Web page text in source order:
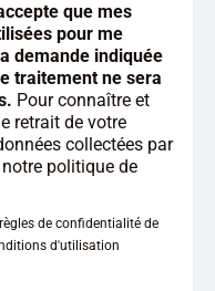
que mes
pour me
demande indiquée
traitement ne sera
Pour connaître et
retrait de votre
collectées par
politique de
de confidentialité de
d'utilisation